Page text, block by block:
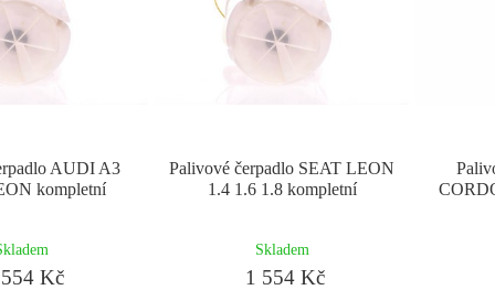
AUDI A3
kompletní
Kč
Palivové čerpadlo SEAT LEON
1.4 1.6 1.8 kompletní
Skladem
1 554 Kč